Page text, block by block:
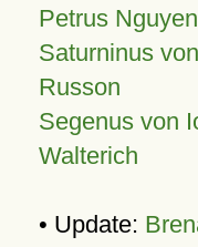
Petrus
Saturninus
Russon
Segenus von
Walterich
• Update: